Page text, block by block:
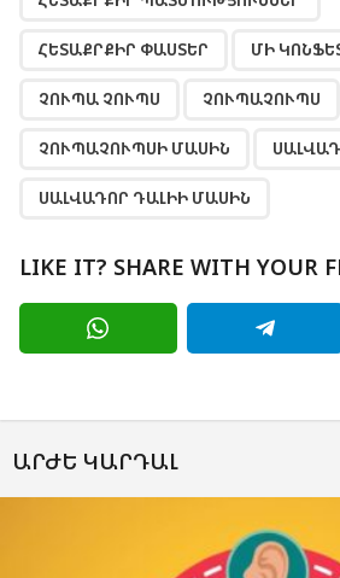
ՀԵՏԱՔՐՔԻՐ ՓԱՍՏԵՐ ՄԻ
ՉՈՒՊԱ ՉՈՒՊՍ ՉՈՒՊԱՉՈՒՊՍ
ՉՈՒՊԱՉՈՒՊՍԻ ՄԱՍԻՆ
ՍԱԼՎԱԴՈՐ ԴԱԼԻԻ ՄԱՍԻՆ
LIKE IT? SHARE WITH YOUR
ԱՐԺԵ ԿԱՐԴԱԼ